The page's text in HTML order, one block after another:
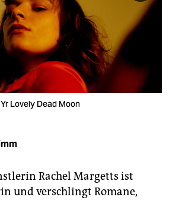
Lovely Dead Moon
Rachel Margetts ist
und verschlingt Romane,